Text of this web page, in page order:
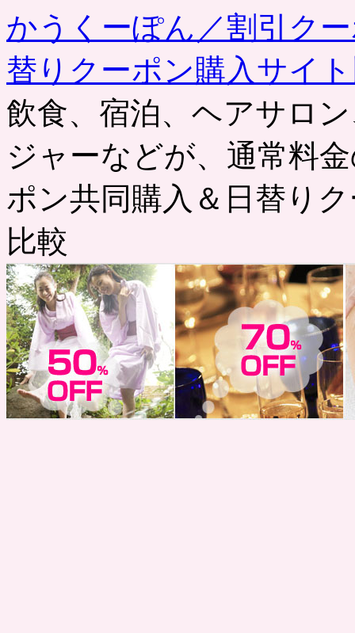
かうくーぽん／割引ク
替りクーポン購入サイ
飲食、宿泊、ヘアサロ
ジャーなどが、通常料
ポン共同購入＆日替り
比較